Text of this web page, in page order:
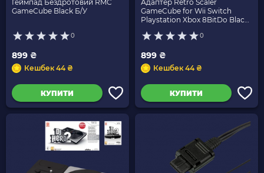
Геймпад Бездротовий RMC
GameCube Black Б/У
0
899 ₴
Кешбек 44 ₴
КУПИТИ
Адаптер Retro Scaler
GameCube for Wii Switch
Playstation Xbox 8BitDo Black
0
899 ₴
Кешбек 44 ₴
КУПИТИ